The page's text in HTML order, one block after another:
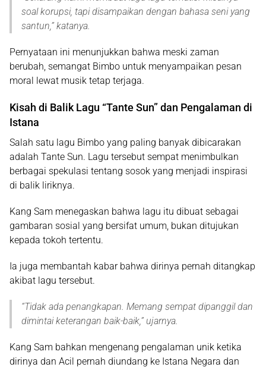
soal korupsi, tapi disampaikan dengan bahasa seni yang
santun, ” katanya.
Pernyataan ini menunjukkan bahwa meski zaman
berubah, semangat Bimbo untuk menyampaikan pesan
moral lewat musik tetap terjaga.
Kisah di Balik Lagu “Tante Sun” dan Pengalaman di
Istana
Salah satu lagu Bimbo yang paling banyak dibicarakan
adalah Tante Sun. Lagu tersebut sempat menimbulkan
berbagai spekulasi tentang sosok yang menjadi inspirasi
di balik liriknya.
Kang Sam menegaskan bahwa lagu itu dibuat sebagai
gambaran sosial yang bersifat umum, bukan ditujukan
kepada tokoh tertentu.
Ia juga membantah kabar bahwa dirinya pernah ditangkap
akibat lagu tersebut.
“Tidak ada penangkapan. Memang sempat dipanggil dan
dimintai keterangan baik-baik,” ujarnya.
Kang Sam bahkan mengenang pengalaman unik ketika
dirinya dan Acil pernah diundang ke Istana Negara dan